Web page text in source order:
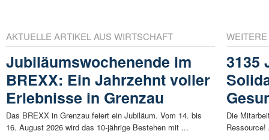
AKTUELLE ARTIKEL AUS WIRTSCHAFT
Jubiläumswochenende im
BREXX: Ein Jahrzehnt voller
Erlebnisse in Grenzau
Das BREXX in Grenzau feiert ein Jubiläum. Vom 14. bis
16. August 2026 wird das 10-jährige Bestehen mit ...
3135
Die